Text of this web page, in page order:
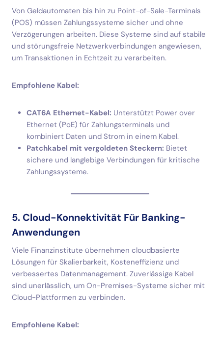
Von Geldautomaten bis hin zu Point-of-Sale-Terminals
(POS) müssen Zahlungssysteme sicher und ohne
Verzögerungen arbeiten. Diese Systeme sind auf stabile
und störungsfreie Netzwerkverbindungen angewiesen,
um Transaktionen in Echtzeit zu verarbeiten.
Empfohlene Kabel:
CAT6A Ethernet-Kabel: Unterstützt Power over
Ethernet (PoE) für Zahlungsterminals und
kombiniert Daten und Strom in einem Kabel.
Patchkabel mit vergoldeten Steckern: Bietet
sichere und langlebige Verbindungen für kritische
Zahlungssysteme.
5. Cloud-Konnektivität Für Banking-
Anwendungen
Viele Finanzinstitute übernehmen cloudbasierte
Lösungen für Skalierbarkeit, Kosteneffizienz und
verbessertes Datenmanagement. Zuverlässige Kabel
sind unerlässlich, um On-Premises-Systeme sicher mit
Cloud-Plattformen zu verbinden.
Empfohlene Kabel: